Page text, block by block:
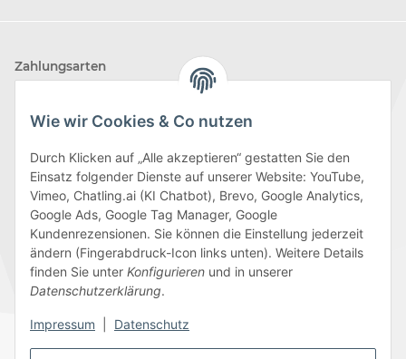
Wie wir Cookies & Co nutzen
Durch Klicken auf „Alle akzeptieren“ gestatten Sie den
Einsatz folgender Dienste auf unserer Website: YouTube,
Vimeo, Chatling.ai (KI Chatbot), Brevo, Google Analytics,
Google Ads, Google Tag Manager, Google
Kundenrezensionen. Sie können die Einstellung jederzeit
ändern (Fingerabdruck-Icon links unten). Weitere Details
finden Sie unter Konfigurieren und in unserer
Datenschutzerklärung.
Impressum Datenschutz
Zahlungsarten
Wir versenden mit
Folge uns